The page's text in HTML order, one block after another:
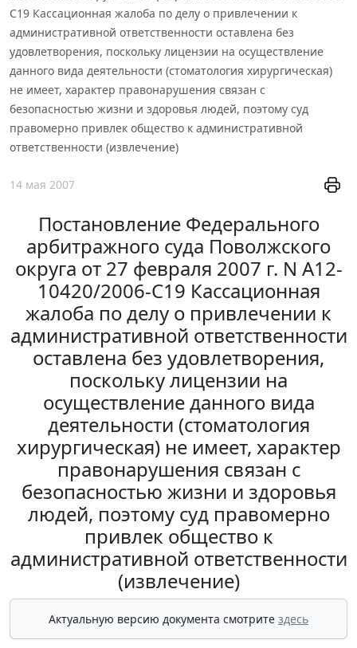
С19 Кассационная жалоба по делу о привлечении к
административной ответственности оставлена без
удовлетворения, поскольку лицензии на осуществление
данного вида деятельности (стоматология хирургическая)
не имеет, характер правонарушения связан с
безопасностью жизни и здоровья людей, поэтому суд
правомерно привлек общество к административной
ответственности (извлечение)
14 мая 2007
Постановление Федерального
арбитражного суда Поволжского
округа от 27 февраля 2007 г. N А12-
10420/2006-С19 Кассационная
жалоба по делу о привлечении к
административной ответственности
оставлена без удовлетворения,
поскольку лицензии на
осуществление данного вида
деятельности (стоматология
хирургическая) не имеет, характер
правонарушения связан с
безопасностью жизни и здоровья
людей, поэтому суд правомерно
привлек общество к
административной ответственности
(извлечение)
Актуальную версию документа смотрите здесь